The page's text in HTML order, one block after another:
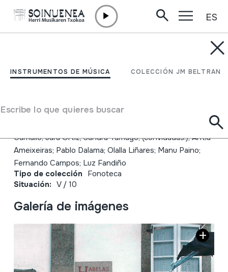
INSTRUMENTOS DE MÚSICA COLECCIÓN JM BELTRAN
Escribe lo que quieres buscar
ES
Livres e loucas; Habelas
Autor
Gamallo; Jara Ortiz; Sandra Tamayo; (convidadas:); Antía
Ameixeiras; Pablo Dalama; Olalla Liñares; Manu Paino;
Fernando Campos; Luz Fandiño
Tipo de colección Fonoteca
Situación: V / 10
Galería de imágenes